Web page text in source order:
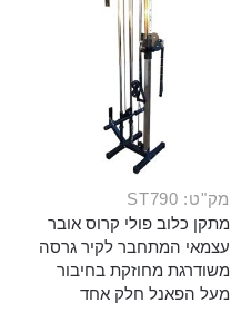
מק"ט: ST790
מתקן כלוב פולי קרוס אובר
עצמאי המתחבר לקיר גרסה
משודרגת מחוזקת בחיבור
מעל הפאנל חלק אחד